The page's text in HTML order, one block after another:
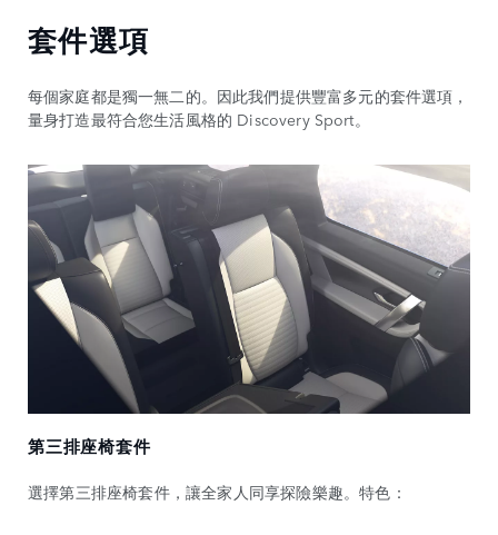
套件選項
每個家庭都是獨一無二的。因此我們提供豐富多元的套件選項，
量身打造最符合您生活風格的 Discovery Sport。
第三排座椅套件
選擇第三排座椅套件，讓全家人同享探險樂趣。特色：